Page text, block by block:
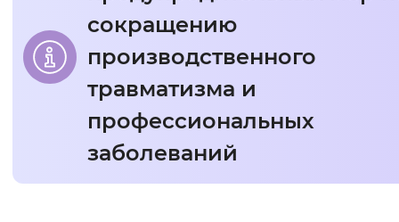
Нормальный Увеличенный
Цвет сайта
Монохромный Инверсивный
сокращению
производственного
травматизма и
профессиональных
заболеваний